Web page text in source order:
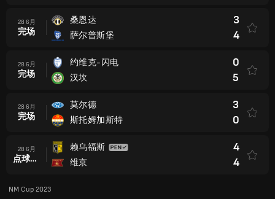
28 6月
完场
桑恩达
萨尔普斯堡
3
4
28 6月
完场
约维克-闪电
汉坎
0
5
28 6月
完场
莫尔德
斯托姆加斯特
3
0
28 6月
点球大战后
赖乌福斯
维京
4
4
NM Cup 2023